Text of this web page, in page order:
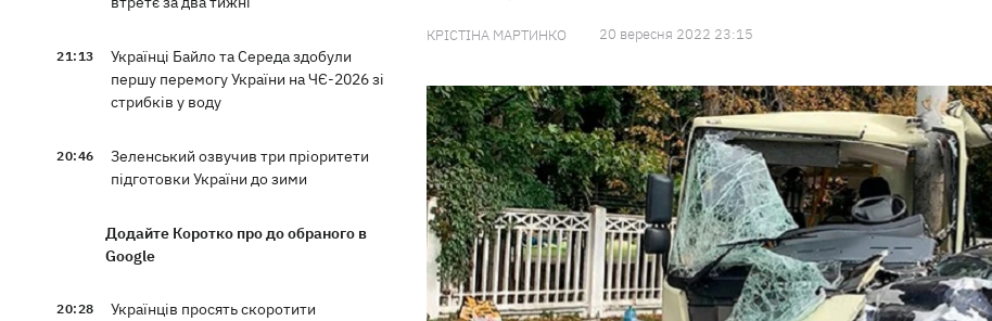
21:13
Українці Байло та Середа здобули
першу перемогу України на ЧЄ-2026 зі
стрибків у воду
20:46
Зеленський озвучив три пріоритети
підготовки України до зими
Додайте Коротко про до обраного в
Google
20:28
Українців просять скоротити
КРІСТІНА МАРТИНКО 20 вересня 2022 23:15